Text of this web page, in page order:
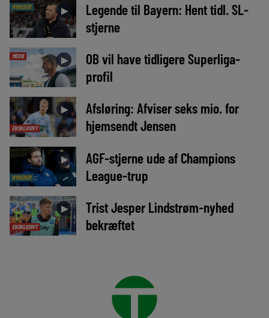
NYHEDER ►
Legende til Bayern: Hent tidl. SL-
stjerne
MEDIE ►
OB vil have tidligere Superliga-
profil
EKSKLUSIVT
►
Afsløring: Afviser seks mio. for
hjemsendt Jensen
NYHEDER
►
AGF-stjerne ude af Champions
League-trup
EKSKLUSIVT
►
Trist Jesper Lindstrøm-nyhed
bekræftet